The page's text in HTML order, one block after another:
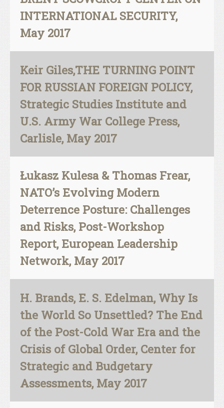
INTERNATIONAL SECURITY,
May 2017
Keir Giles,THE TURNING POINT
FOR RUSSIAN FOREIGN POLICY,
Strategic Studies Institute and
U.S. Army War College Press,
Carlisle, May 2017
Łukasz Kulesa & Thomas Frear,
NATO’s Evolving Modern
Deterrence Posture: Challenges
and Risks, Post-Workshop
Report, European Leadership
Network, May 2017
H. Brands, E. S. Edelman, Why Is
the World So Unsettled? The End
of the Post-Cold War Era and the
Crisis of Global Order, Center for
Strategic and Budgetary
Assessments, May 2017